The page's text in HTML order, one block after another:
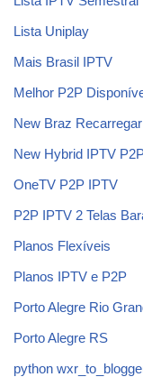
Lista Uniplay
Mais Brasil IPTV
Melhor P2P
New Braz Recarregar
New Hybrid IPTV
OneTV P2P IPTV
P2P IPTV 2 Telas
Planos Flexíveis
Planos IPTV e P2P
Porto Alegre Rio
Porto Alegre RS
python